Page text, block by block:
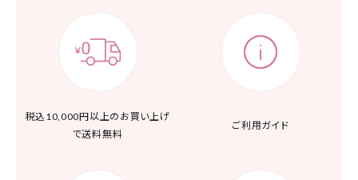
税込10,000円以上の お買い上げ
で送料無料
ご利用ガイド